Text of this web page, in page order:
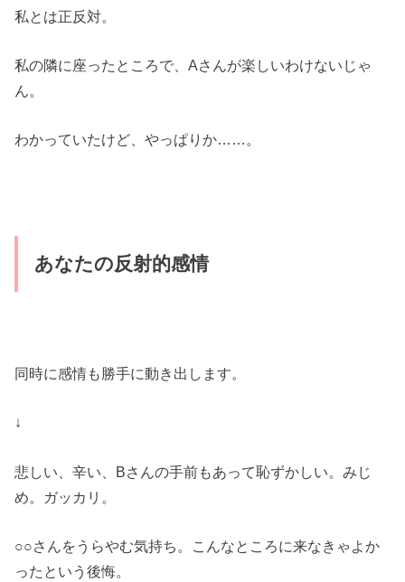
私とは正反対。
私の隣に座ったところで、Aさんが楽しいわけないじゃ
ん。
わかっていたけど、やっぱりか……。
あなたの反射的感情
同時に感情も勝手に動き出します。
↓
悲しい、辛い、Bさんの手前もあって恥ずかしい。みじ
め。ガッカリ。
○○さんをうらやむ気持ち。こんなところに来なきゃよか
ったという後悔。